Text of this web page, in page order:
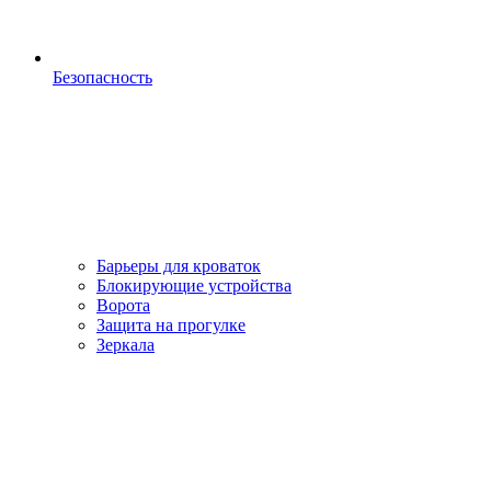
Безопасность
Барьеры для кроваток
Блокирующие устройства
Ворота
Защита на прогулке
Зеркала